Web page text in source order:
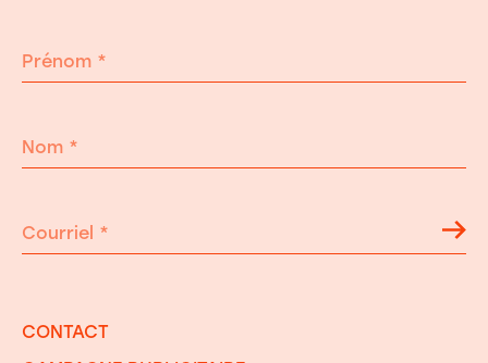
Prénom *
Nom *
Courriel *
CONTACT